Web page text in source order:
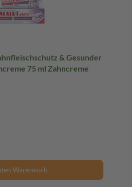
& Gesunder
75 ml Zahncreme
Warenkorb